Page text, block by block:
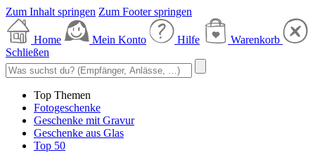
Zum Inhalt springen Zum Footer springen
Home Mein Konto Hilfe
Warenkorb
Schließen
Top Themen
Fotogeschenke
Geschenke mit Gravur
Geschenke aus Glas
Top 50